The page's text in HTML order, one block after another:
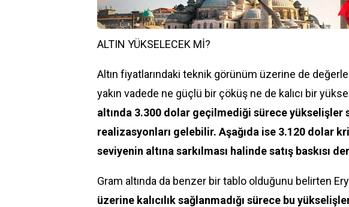
ALTIN YÜKSELECEK Mİ?
Altın fiyatlarındaki teknik görünüm üzerine de
yakın vadede ne güçlü bir çöküş ne de kalıcı bir
altında 3.300 dolar geçilmediği sürece yükselişler
realizasyonları gelebilir. Aşağıda ise 3.120 dolar
seviyenin altına sarkılması halinde satış baskısı
Gram altında da benzer bir tablo olduğunu belirten
üzerine kalıcılık sağlanmadığı sürece bu